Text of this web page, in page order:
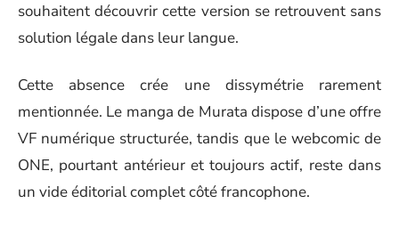
souhaitent découvrir cette version se retrouvent sans
solution légale dans leur langue.
Cette absence crée une dissymétrie rarement
mentionnée. Le manga de Murata dispose d’une offre
VF numérique structurée, tandis que le webcomic de
ONE, pourtant antérieur et toujours actif, reste dans
un vide éditorial complet côté francophone.